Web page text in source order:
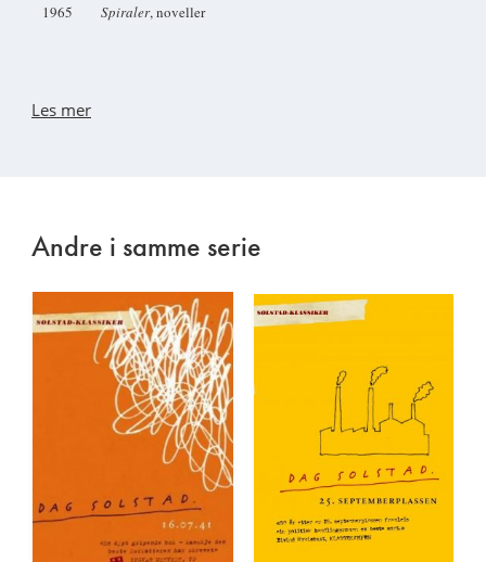
1965 Spiraler, noveller
Les mer
Andre i samme serie